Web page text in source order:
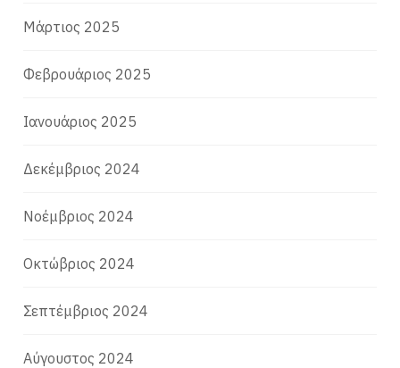
Μάρτιος 2025
Φεβρουάριος 2025
Ιανουάριος 2025
Δεκέμβριος 2024
Νοέμβριος 2024
Οκτώβριος 2024
Σεπτέμβριος 2024
Αύγουστος 2024